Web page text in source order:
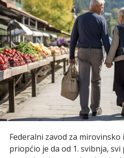
Federalni zavod za
priopćio je da od 1. svibnja,